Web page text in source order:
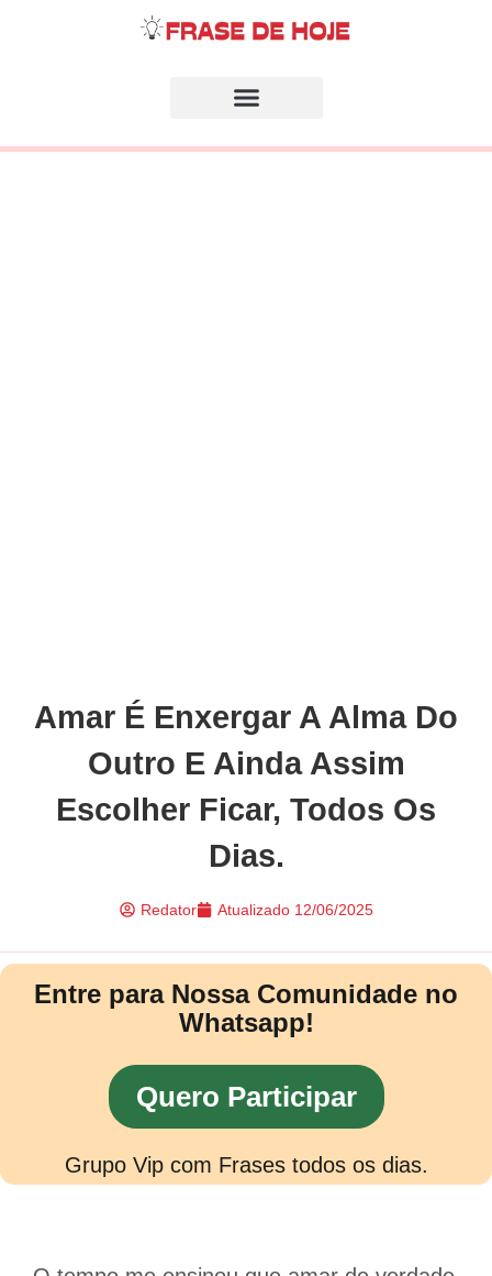
Amar É Enxergar A Alma Do
Outro E Ainda Assim
Escolher Ficar, Todos Os
Dias.
Redator Atualizado 12/06/2025
Entre para Nossa Comunidade no
Whatsapp!
Quero Participar
Grupo Vip com Frases todos os dias.